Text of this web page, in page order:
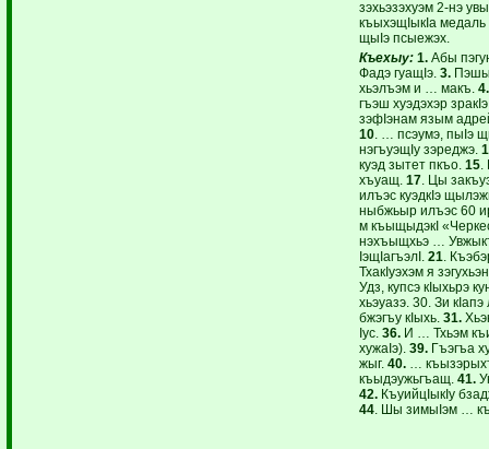
зэхьэзэхуэм 2-нэ
къыхэщIыкIа медаль
щыIэ псыежэх.
Къехыу: 1.Абы
Фадэ гуащIэ. 3.
хьэлъэм и … макъ. 4.
гъэш хуэдэхэр
зэфIэнам язым
10. … псэумэ, пыIэ
нэгъуэщIу зэреджэ.
куэд зытет пкъо. 15.
хъуащ. 17. Цы
илъэс куэдкIэ
ныбжьыр илъэс 60
м къыщыдэкI
нэхъыщхьэ …
IэщIагъэлI. 21 .
ТхакIуэхэм я
Удз, купсэ кIыхьрэ
хьэуазэ. 30. Зи
бжэгъу кIыхь. 31.
Iус. 36.И … Тхьэм
хужаIэ). 39.Гъэгъа
жыг. 40.…
къыдэужьгъащ. 41.
42.КъуийцIыкIу
44. Шы зимыIэм …